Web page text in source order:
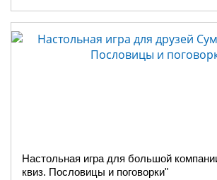
Настольная игра для большой
квиз. Пословицы и поговорки"